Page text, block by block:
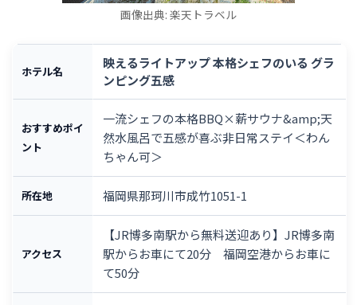
画像出典: 楽天トラベル
ホテル名
映えるライトアップ 本格シェフのいる グラ
ンピング五感
おすすめポイ
ント
一流シェフの本格BBQ×薪サウナ&amp;天
然水風呂で五感が喜ぶ非日常ステイ＜わん
ちゃん可＞
所在地 福岡県那珂川市成竹1051-1
アクセス
【JR博多南駅から無料送迎あり】JR博多南
駅からお車にて20分 福岡空港からお車に
て50分